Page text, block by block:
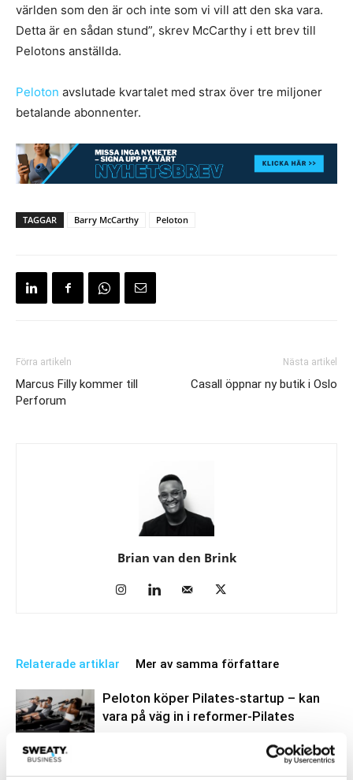
världen som den är och inte som vi vill att den ska vara.
Detta är en sådan stund”, skrev McCarthy i ett brev till
Pelotons anställda.
Peloton avslutade kvartalet med strax över tre miljoner
betalande abonnenter.
TAGGAR Barry McCarthy Peloton
Förra artikeln
Marcus Filly kommer till
Perforum
Nästa artikel
Casall öppnar ny butik i Oslo
Brian van den Brink
Relaterade artiklar Mer av samma författare
Peloton köper Pilates-startup – kan
vara på väg in i reformer-Pilates
Spotify satsar på träning – i